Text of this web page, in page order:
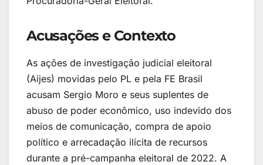
Acusações e Contexto
As ações de investigação judicial eleitoral
(Aijes) movidas pelo PL e pela FE Brasil
acusam Sergio Moro e seus suplentes de
abuso de poder econômico, uso indevido dos
meios de comunicação, compra de apoio
político e arrecadação ilícita de recursos
durante a pré-campanha eleitoral de 2022. A